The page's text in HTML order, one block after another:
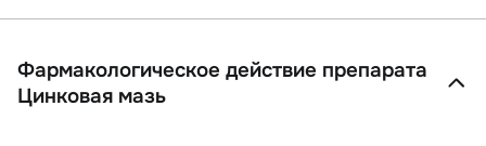
Фармакологическое действие препарата
Цинковая мазь